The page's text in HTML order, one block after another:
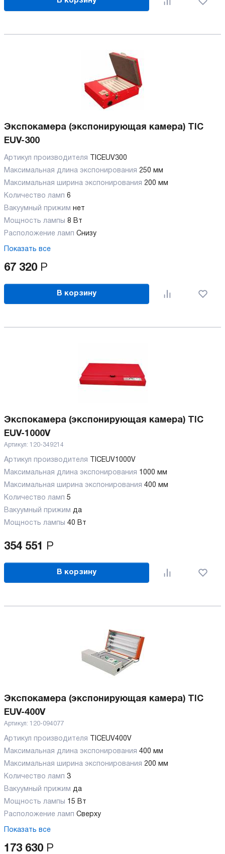
Экспокамера (экспонирующая камера) TIC
EUV-300
Артикул производителя
TICEUV300
Максимальная длина экспонирования 250 мм
Максимальная ширина экспонирования 200 мм
Количество ламп 6
Вакуумный прижим нет
Мощность лампы 8 Вт
Расположение ламп Снизу
Показать все
67 320 Р
В корзину
Экспокамера (экспонирующая камера) TIC
EUV-1000V
Артикул: 120-349214
Артикул производителя
TICEUV1000V
Максимальная длина экспонирования 1000 мм
Максимальная ширина экспонирования 400 мм
Количество ламп 5
Вакуумный прижим да
Мощность лампы 40 Вт
354 551 Р
В корзину
Экспокамера (экспонирующая камера) TIC
EUV-400V
Артикул: 120-094077
Артикул производителя
TICEUV400V
Максимальная длина экспонирования 400 мм
Максимальная ширина экспонирования 200 мм
Количество ламп 3
Вакуумный прижим да
Мощность лампы 15 Вт
Расположение ламп Сверху
Показать все
173 630 Р